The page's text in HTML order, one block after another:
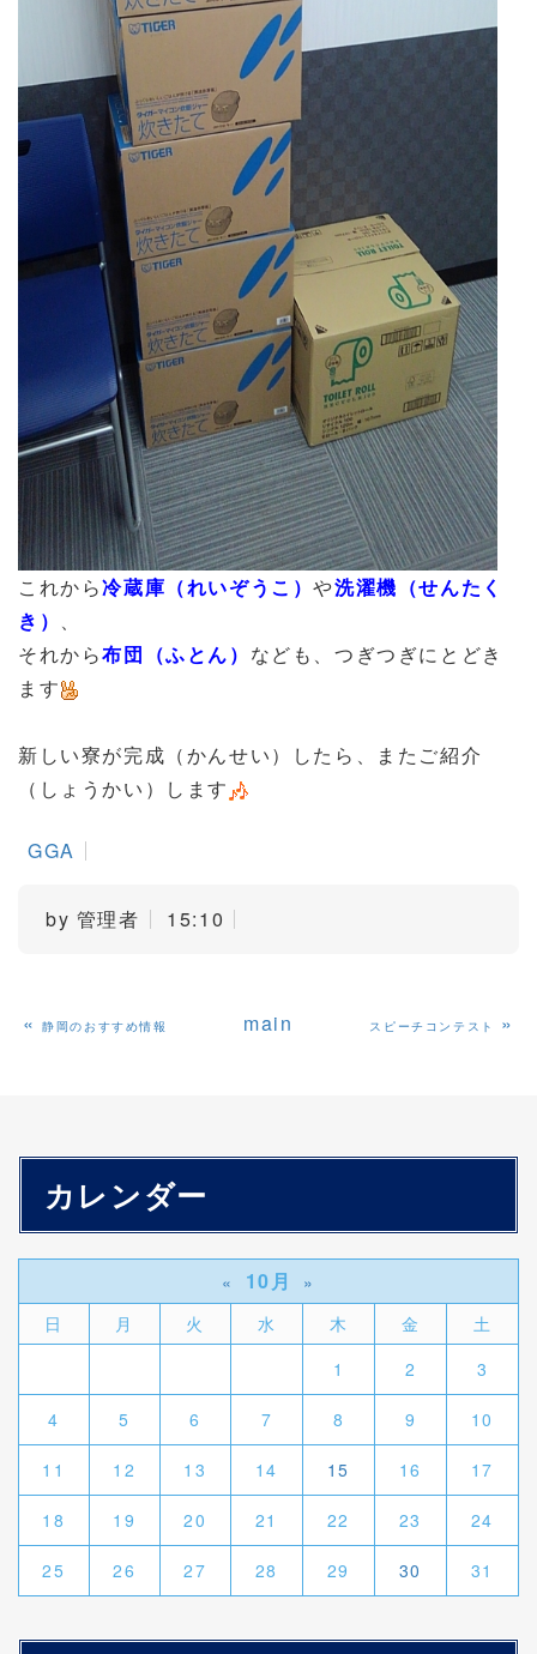
これから冷蔵庫（れいぞうこ）や洗濯機（せんたく
き） 、
それから布団（ふとん） なども、つぎつぎにとどき
ます
新しい寮が完成（かんせい）したら、またご紹介
（しょうかい）します
GGA
by 管理者 15:10
«静岡のおすすめ情報 main スピーチコンテスト »
カレンダー
« 10月
»
日
月 火 水 木 金
土
1
2 3
4 5 6 7 8 9 10
11 12 13 14 15 16 17
18 19 20 21 22 23 24
25 26 27 28 29 30 31